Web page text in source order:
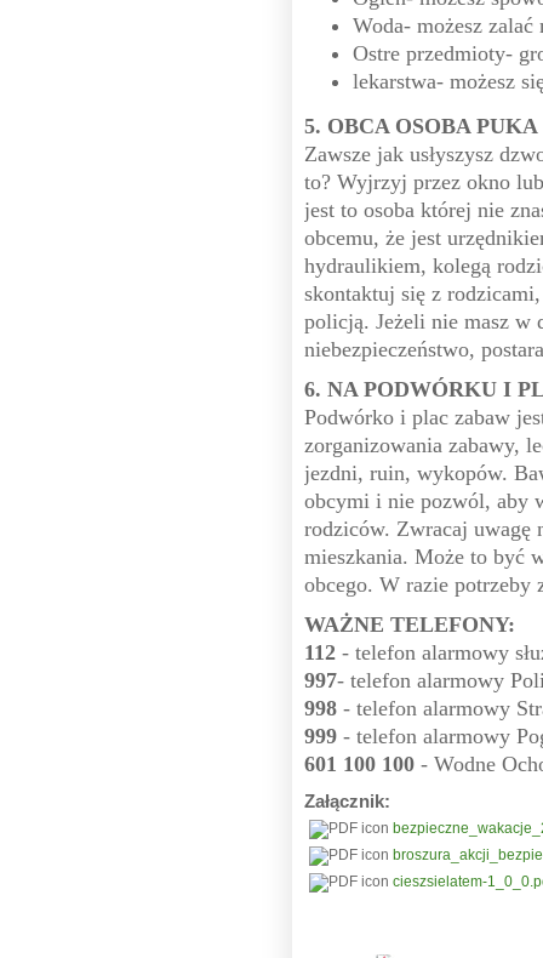
Woda- możesz zalać
Ostre przedmioty-
lekarstwa- możesz
5. OBCA OSOBA
Zawsze jak usłyszysz
to? Wyjrzyj przez okno
jest to osoba której nie
obcemu, że jest
hydraulikiem, kolegą
skontaktuj się z
policją. Jeżeli nie masz w
niebezpieczeństwo,
6. NA PODWÓRKU I
Podwórko i plac zabaw
zorganizowania zabawy,
jezdni, ruin, wykopów.
obcymi i nie pozwól, aby
rodziców. Zwracaj uwagę
mieszkania. Może to być
obcego. W razie potrzeby
WAŻNE TELEFONY:
112 - telefon alarmowy
997- telefon alarmowy
998 - telefon alarmowy
999 - telefon alarmowy
601 100 100 - Wodne
Załącznik:
cieszsielatem-